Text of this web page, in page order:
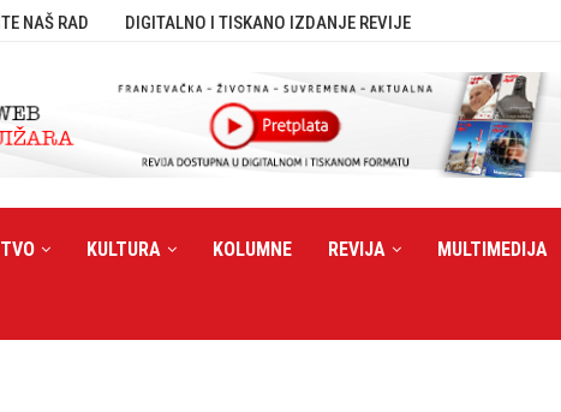
NAŠ RAD DIGITALNO I TISKANO IZDANJE REVIJE
KULTURA KOLUMNE REVIJA MULTIMEDIJA